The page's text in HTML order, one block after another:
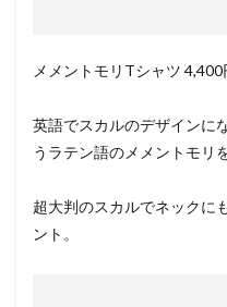
メメントモリTシャツ 4,400
英語でスカルのデザインに
うラテン語のメメントモリ
超大判のスカルでネックに
ント。